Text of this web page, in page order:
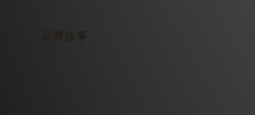
品牌故事